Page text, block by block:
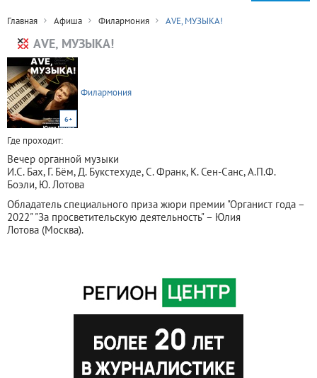
Главная Афиша Филармония АVE, МУЗЫКА!
АVE, МУЗЫКА!
6+
Филармония
Где проходит:
Вечер органной музыки
И.С. Бах, Г. Бём, Д. Букстехуде, С. Франк, К. Сен-Санс, А.П.Ф.
Боэли, Ю. Лотова
Обладатель специального приза жюри премии "Органист года –
2022" "За просветительскую деятельность" – Юлия
Лотова (Москва).